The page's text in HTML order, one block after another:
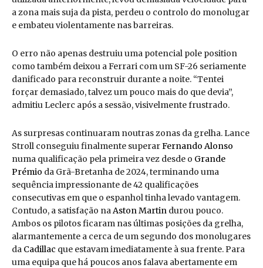
a zona mais suja da pista, perdeu o controlo do monolugar
e embateu violentamente nas barreiras.
O erro não apenas destruiu uma potencial pole position
como também deixou a Ferrari com um SF-26 seriamente
danificado para reconstruir durante a noite. “Tentei
forçar demasiado, talvez um pouco mais do que devia”,
admitiu Leclerc após a sessão, visivelmente frustrado.
As surpresas continuaram noutras zonas da grelha. Lance
Stroll conseguiu finalmente superarFernando Alonso
numa qualificação pela primeira vez desde o Grande
Prémio da Grã-Bretanha de 2024, terminando uma
sequência impressionante de 42 qualificações
consecutivas em que o espanhol tinha levado vantagem.
Contudo, a satisfação naAston Martin durou pouco.
Ambos os pilotos ficaram nas últimas posições da grelha,
alarmantemente a cerca de um segundo dos monolugares
da Cadillac que estavam imediatamente à sua frente. Para
uma equipa que há poucos anos falava abertamente em